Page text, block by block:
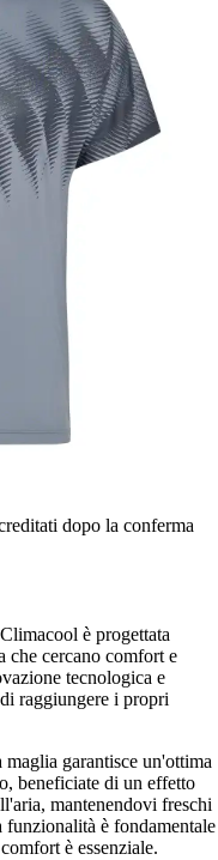
dopo la conferma
è progettata
che cercano comfort e
tecnologica e
raggiungere i propri
garantisce un'ottima
beneficiate di un effetto
mantenendovi freschi
è fondamentale
è essenziale.